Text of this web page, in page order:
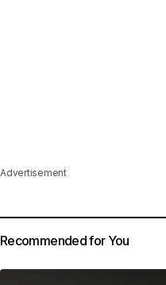
Advertisement
Recommended for You